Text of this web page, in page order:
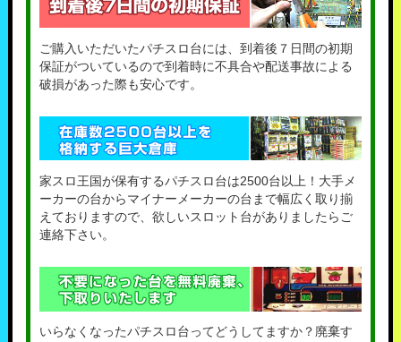
ご購入いただいたパチスロ台には、到着後７日間の初期
保証がついているので到着時に不具合や配送事故による
破損があった際も安心です。
家スロ王国が保有するパチスロ台は2500台以上！大手メ
ーカーの台からマイナーメーカーの台まで幅広く取り揃
えておりますので、欲しいスロット台がありましたらご
連絡下さい。
いらなくなったパチスロ台ってどうしてますか？廃棄す